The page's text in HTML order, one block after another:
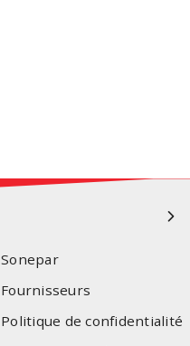
Sonepar
Fournisseurs
Politique de confidentialité